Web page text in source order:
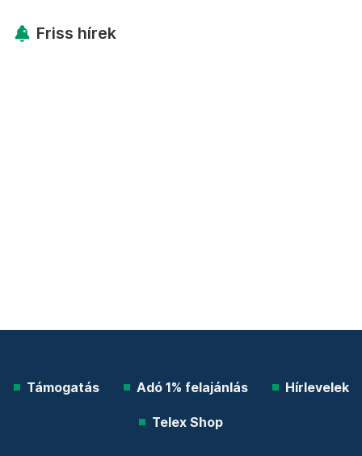
Friss hírek
Támogatás Adó 1% felajánlás Hírlevelek
Telex Shop